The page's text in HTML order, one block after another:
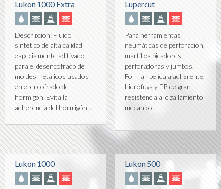
Lukon 1000 Extra
Descripción: Fluido
sintético de alta calidad
especialmente aditivado
para el desencofrado de
moldes metálicos usados
en el encofrado de
hormigón. Evita la
adherencia del hormigón…
Lupercut
Para herramientas
neumáticas de perforación,
martillos picadores,
perforadoras y jumbos.
Forman película adherente,
hidrófuga y EP, de gran
resistencia al cizallamiento
mecánico.
Lukon 1000 Lukon 500